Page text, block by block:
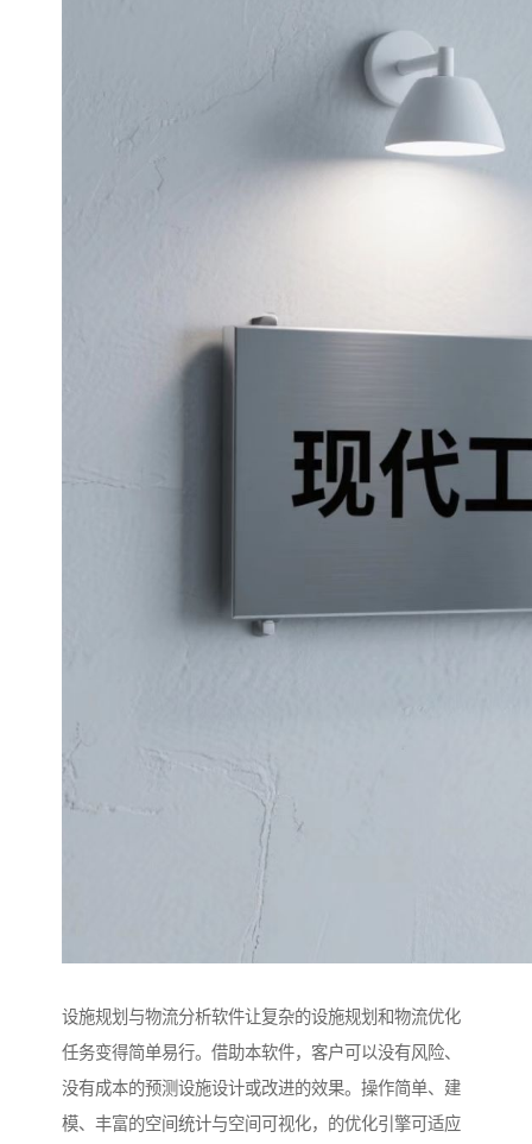
设施规划与物流分析软件让复杂的设施规划和物流优化
任务变得简单易行。借助本软件，客户可以没有风险、
没有成本的预测设施设计或改进的效果。操作简单、建
模、丰富的空间统计与空间可视化，的优化引擎可适应